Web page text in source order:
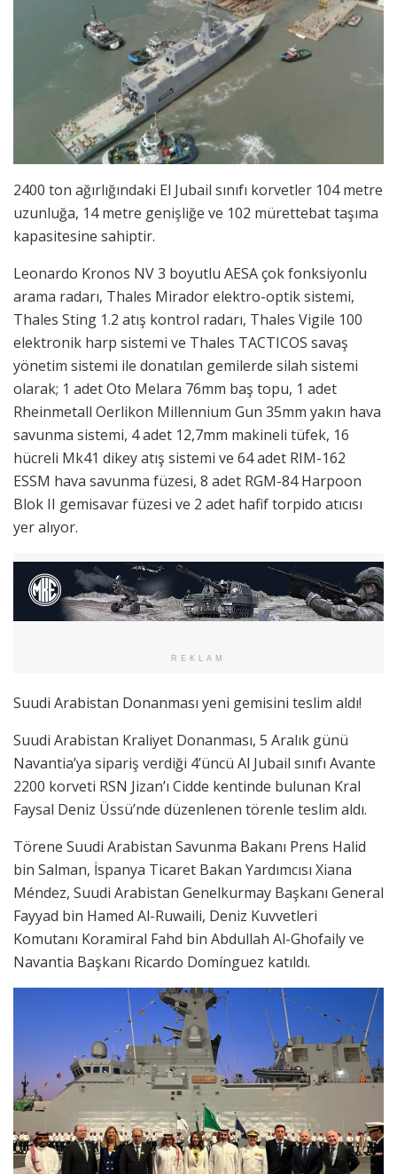
2400 ton ağırlığındaki El Jubail sınıfı korvetler 104 metre
uzunluğa, 14 metre genişliğe ve 102 mürettebat taşıma
kapasitesine sahiptir.
Leonardo Kronos NV 3 boyutlu AESA çok fonksiyonlu
arama radarı, Thales Mirador elektro-optik sistemi,
Thales Sting 1.2 atış kontrol radarı, Thales Vigile 100
elektronik harp sistemi ve Thales TACTICOS savaş
yönetim sistemi ile donatılan gemilerde silah sistemi
olarak; 1 adet Oto Melara 76mm baş topu, 1 adet
Rheinmetall Oerlikon Millennium Gun 35mm yakın hava
savunma sistemi, 4 adet 12,7mm makineli tüfek, 16
hücreli Mk41 dikey atış sistemi ve 64 adet RIM-162
ESSM hava savunma füzesi, 8 adet RGM-84 Harpoon
Blok II gemisavar füzesi ve 2 adet hafif torpido atıcısı
yer alıyor.
REKLAM
Suudi Arabistan Donanması yeni gemisini teslim aldı!
Suudi Arabistan Kraliyet Donanması, 5 Aralık günü
Navantia’ya sipariş verdiği 4’üncü Al Jubail sınıfı Avante
2200 korveti RSN Jizan’ı Cidde kentinde bulunan Kral
Faysal Deniz Üssü’nde düzenlenen törenle teslim aldı.
Törene Suudi Arabistan Savunma Bakanı Prens Halid
bin Salman, İspanya Ticaret Bakan Yardımcısı Xiana
Méndez, Suudi Arabistan Genelkurmay Başkanı General
Fayyad bin Hamed Al-Ruwaili, Deniz Kuvvetleri
Komutanı Koramiral Fahd bin Abdullah Al-Ghofaily ve
Navantia Başkanı Ricardo Domínguez katıldı.